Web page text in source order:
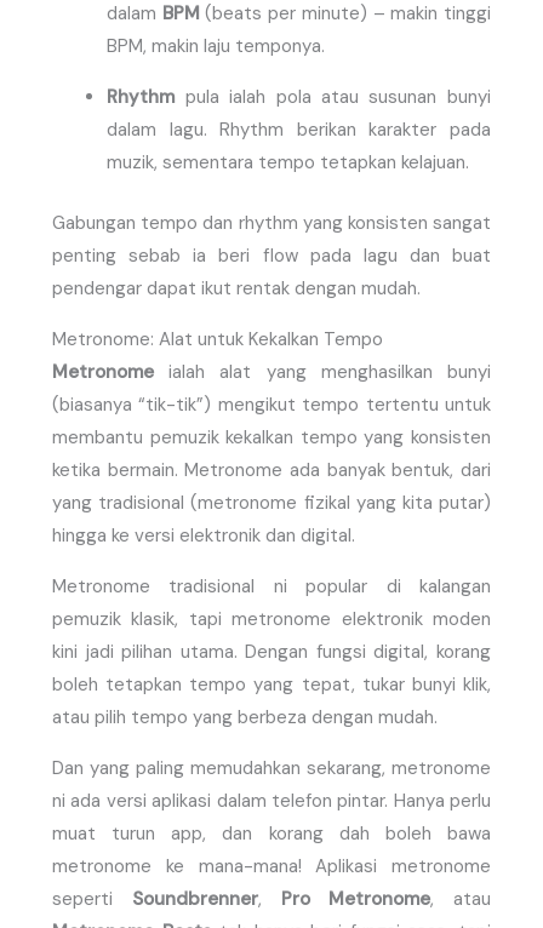
dalam BPM (beats per minute) – makin tinggi
BPM, makin laju temponya.
Rhythm pula ialah pola atau susunan bunyi
dalam lagu. Rhythm berikan karakter pada
muzik, sementara tempo tetapkan kelajuan.
Gabungan tempo dan rhythm yang konsisten sangat
penting sebab ia beri flow pada lagu dan buat
pendengar dapat ikut rentak dengan mudah.
Metronome: Alat untuk Kekalkan Tempo
Metronome ialah alat yang menghasilkan bunyi
(biasanya “tik-tik”) mengikut tempo tertentu untuk
membantu pemuzik kekalkan tempo yang konsisten
ketika bermain. Metronome ada banyak bentuk, dari
yang tradisional (metronome fizikal yang kita putar)
hingga ke versi elektronik dan digital.
Metronome tradisional ni popular di kalangan
pemuzik klasik, tapi metronome elektronik moden
kini jadi pilihan utama. Dengan fungsi digital, korang
boleh tetapkan tempo yang tepat, tukar bunyi klik,
atau pilih tempo yang berbeza dengan mudah.
Dan yang paling memudahkan sekarang, metronome
ni ada versi aplikasi dalam telefon pintar. Hanya perlu
muat turun app, dan korang dah boleh bawa
metronome ke mana-mana! Aplikasi metronome
seperti Soundbrenner, Pro Metronome, atau